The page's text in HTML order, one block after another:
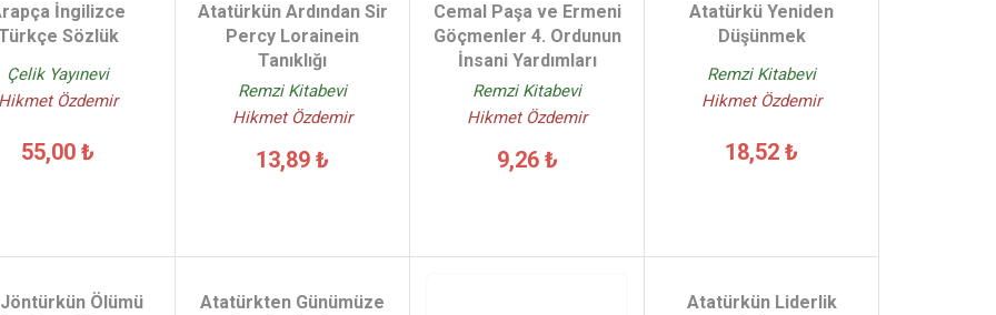
İngilizce
Sözlük
Çelik Yayınevi
Hikmet Özdemir
55,00 ₺
Atatürkün Ardından Sir
Percy Lorainein
Tanıklığı
Remzi Kitabevi
Hikmet Özdemir
13,89 ₺
Cemal Paşa ve Ermeni
Göçmenler 4. Ordunun
İnsani Yardımları
Remzi Kitabevi
Hikmet Özdemir
9,26 ₺
Atatürkü Yeniden
Düşünmek
Remzi Kitabevi
Hikmet Özdemir
18,52 ₺
Ölümü
Atatürkten Günümüze
Atatürkün Liderlik